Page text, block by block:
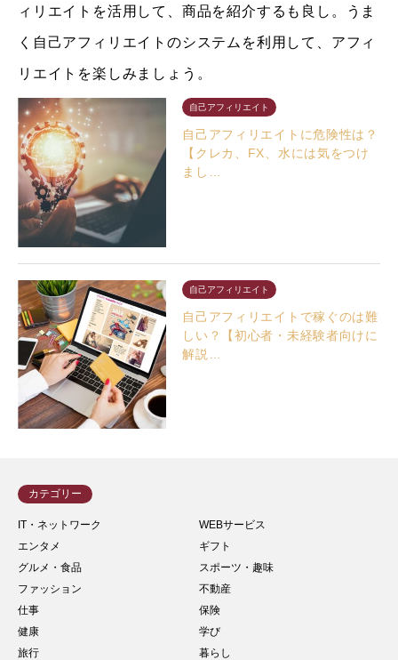
ィリエイトを活用して、商品を紹介するも良し。うま
く自己アフィリエイトのシステムを利用して、アフィ
リエイトを楽しみましょう。
自己アフィリエイト
自己アフィリエイトに危険性は？
【クレカ、FX、水には気をつけ
まし…
自己アフィリエイト
自己アフィリエイトで稼ぐのは難
しい？【初心者・未経験者向けに
解説…
カテゴリー
IT・ネットワーク
WEBサービス
エンタメ
ギフト
グルメ・食品
スポーツ・趣味
ファッション
不動産
仕事
保険
健康
学び
旅行
暮らし